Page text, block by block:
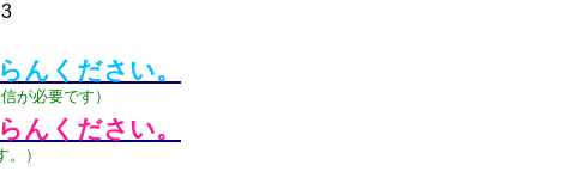
んください。
が必要です）
んください。
）